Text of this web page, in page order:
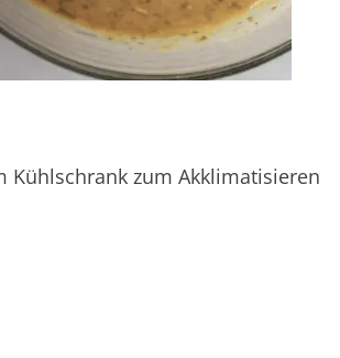
Kühlschrank zum Akklimatisieren